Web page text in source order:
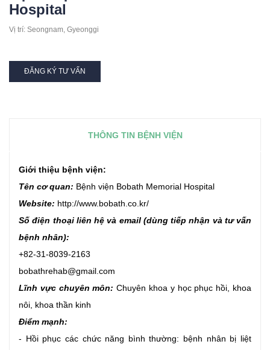
Hospital
Vị trí: Seongnam, Gyeonggi
ĐĂNG KÝ TƯ VẤN
THÔNG TIN BỆNH VIỆN
Giới thiệu bệnh viện:
Tên cơ quan: Bệnh viện Bobath Memorial Hospital
Website: http://www.bobath.co.kr/
Số điện thoại liên hệ và email (dùng tiếp nhận và tư vấn
bệnh nhân):
+82-31-8039-2163
bobathrehab@gmail.com
Lĩnh vực chuyên môn:Chuyên khoa y học phục hồi, khoa
nôi, khoa thần kinh ​​​​​​
Điểm mạnh:
- Hồi phục các chức năng bình thường: bệnh nhân bị liệt